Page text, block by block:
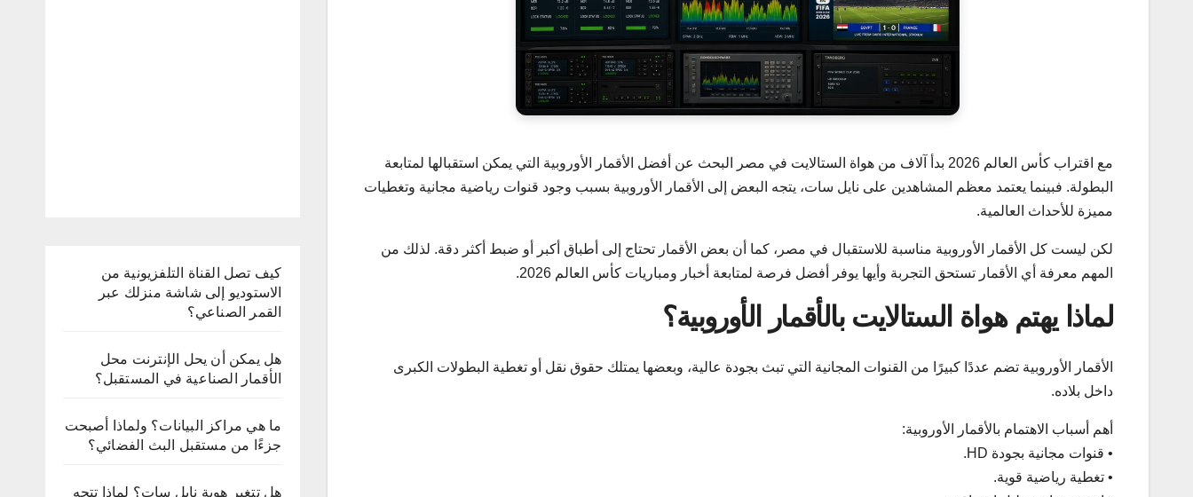
مع اقتراب كأس العالم 2026 بدأ آلاف من هواة الستالايت في مصر البحث عن أفضل الأقمار الأوروبية التي يمكن استقبالها لمتابعة
البطولة. فبينما يعتمد معظم المشاهدين على نايل سات، يتجه البعض إلى الأقمار الأوروبية بسبب وجود قنوات رياضية مجانية وتغطيات
مميزة للأحداث العالمية.
لكن ليست كل الأقمار الأوروبية مناسبة للاستقبال في مصر، كما أن بعض الأقمار تحتاج إلى أطباق أكبر أو ضبط أكثر دقة. لذلك من
المهم معرفة أي الأقمار تستحق التجربة وأيها يوفر أفضل فرصة لمتابعة أخبار ومباريات كأس العالم 2026.
لماذا يهتم هواة الستالايت بالأقمار الأوروبية؟
الأقمار الأوروبية تضم عددًا كبيرًا من القنوات المجانية التي تبث بجودة عالية، وبعضها يمتلك حقوق نقل أو تغطية البطولات الكبرى
داخل بلاده.
أهم أسباب الاهتمام بالأقمار الأوروبية:
• قنوات مجانية بجودة HD.
• تغطية رياضية قوية.
كيف تصل القناة التلفزيونية من
الاستوديو إلى شاشة منزلك عبر
القمر الصناعي؟
هل يمكن أن يحل الإنترنت محل
الأقمار الصناعية في المستقبل؟
ما هي مراكز البيانات؟ ولماذا أصبحت
جزءًا من مستقبل البث الفضائي؟
هل تتغير هوية نايل سات؟ لماذا تتجه